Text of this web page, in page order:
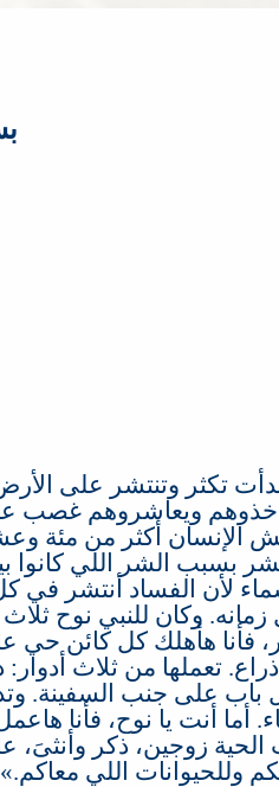
تكثر وتنتشر على
ويعاشروهم غصب
الإنسان أكثر من مئة
بسبب الشر اللي كانوا
لأن الفساد أنتشر في
زمانه. وكان للنبي نوح ثلاث
فأنا هأهلك كل كائن حي
ذراع. تعملها من ثلاث أدوار :
باب على جنب السفينة.
. أما أنت يا نوح، فأنا
الحية زوجين، ذكر
وللحيوانات اللي معاكم.»